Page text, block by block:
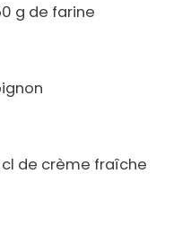
g de farine
cl de crème fraîche